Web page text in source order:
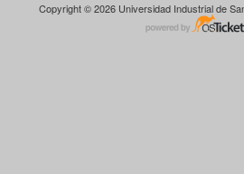
Copyright © 2026 Universidad Industrial de